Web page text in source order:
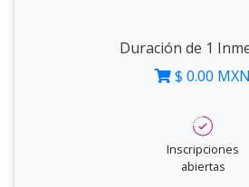
Duración de 1
$ 0.00 MXN
Inscripciones
abiertas